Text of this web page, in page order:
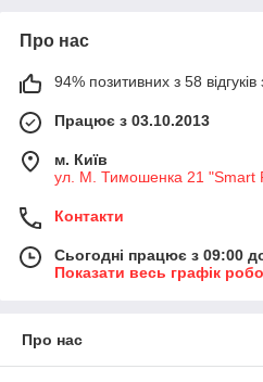
Про нас
94% позитивних з 58 відгуків
Працює з 03.10.2013
м. Київ
ул. М. Тимошенка 21 "Smart
Контакти
Сьогодні працює з 09:00
Показати весь графік
Про нас